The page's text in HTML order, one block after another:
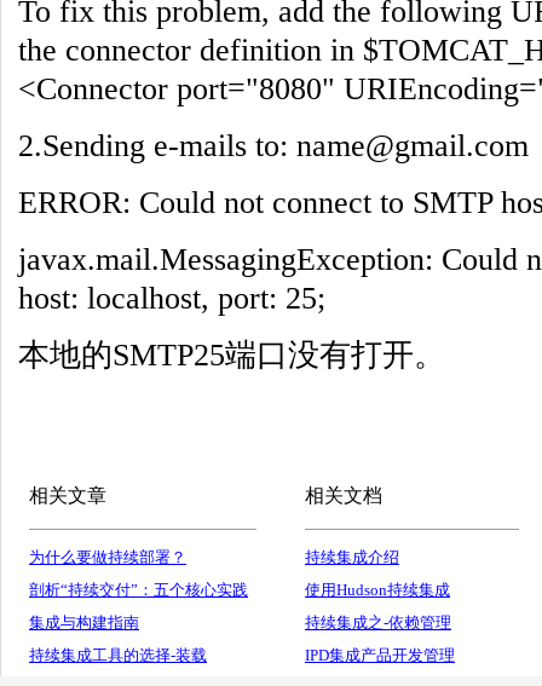
To fix this problem, add the following
the connector definition in
<Connector port="8080"
2.Sending e-mails to: name@gmail.com
ERROR: Could not connect to SMTP
javax.mail.MessagingException: Could
host: localhost, port: 25;
本地的SMTP25端口没有打开。
相关文章
为什么要做持续部署？
剖析“持续交付”：五个核心实践
集成与构建指南
持续集成工具的选择-装载
相关文档
持续集成介绍
使用Hudson持续集成
持续集成之-依赖管理
IPD集成产品开发管理